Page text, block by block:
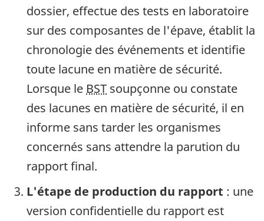
dossier, effectue des tests en laboratoire
sur des composantes de l'épave, établit la
chronologie des événements et identifie
toute lacune en matière de sécurité.
Lorsque le BST soupçonne ou constate
des lacunes en matière de sécurité, il en
informe sans tarder les organismes
concernés sans attendre la parution du
rapport final.
L'étape de production du rapport : une
version confidentielle du rapport est